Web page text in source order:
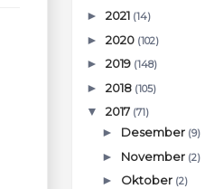
►2021 (14)
►2020 (102)
►2019 (148)
►2018 (105)
▼2017 (71)
► Desember (9)
► November (2)
► Oktober (2)